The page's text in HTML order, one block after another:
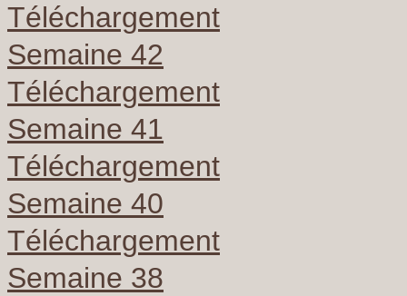
Téléchargement
Semaine 42
Téléchargement
Semaine 41
Téléchargement
Semaine 40
Téléchargement
Semaine 38